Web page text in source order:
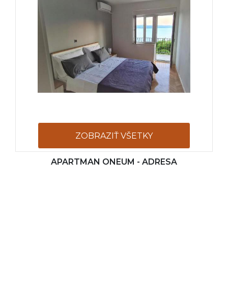
ZOBRAZIŤ VŠETKY
FOTOGRAFIE
APARTMAN ONEUM - ADRESA